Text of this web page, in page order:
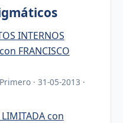
INTERNOS
FRANCISCO
· 31-05-2013 ·
con